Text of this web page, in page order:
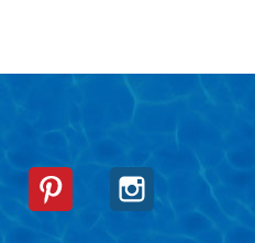
YouTube Pinterest Instagram